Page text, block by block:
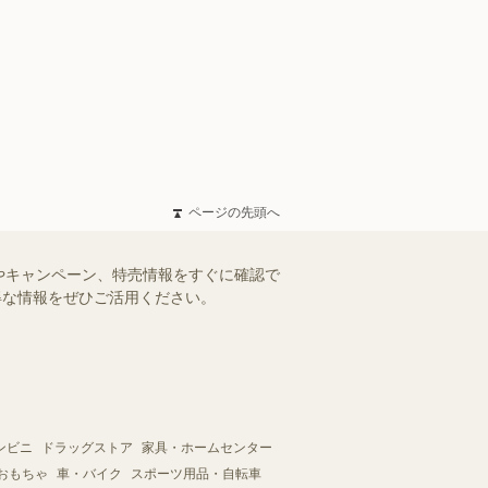
ページの先頭へ
ャンペーン、特売情報をすぐに確認で
情報をぜひご活用ください。
ビニ ドラッグストア
家具・ホームセンター
もちゃ
車・バイク スポーツ用品・自転車